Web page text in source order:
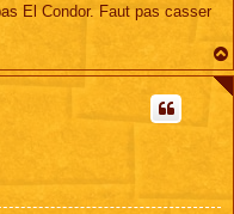
El Condor. Faut pas casser